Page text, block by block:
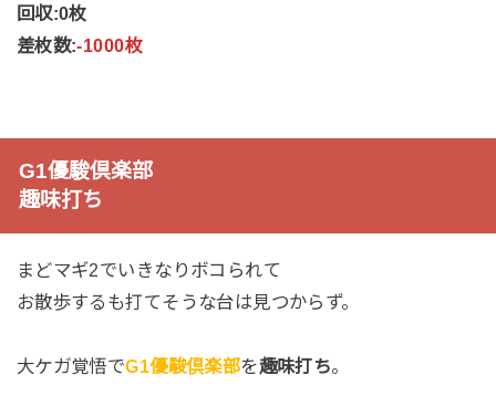
回収:0枚
差枚数:-1000枚
G1優駿倶楽部
趣味打ち
まどマギ2でいきなりボコられて
お散歩するも打てそうな台は見つからず。
大ケガ覚悟でG1優駿倶楽部を趣味打ち。